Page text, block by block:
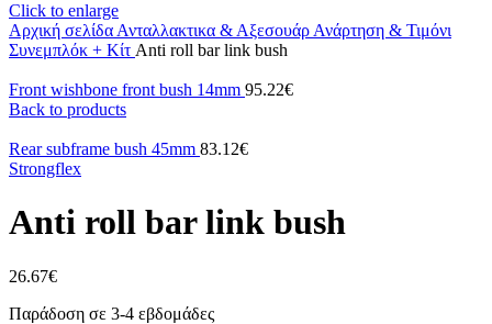
Click to enlarge
Αρχική σελίδα Ανταλλακτικα & Αξεσουάρ Ανάρτηση & Τιμόνι
Συνεμπλόκ + Κίτ Anti roll bar link bush
Front wishbone front bush 14mm 95.22€
Back to products
Rear subframe bush 45mm 83.12€
Strongflex
Anti roll bar link bush
26.67€
Παράδοση σε 3-4 εβδομάδες